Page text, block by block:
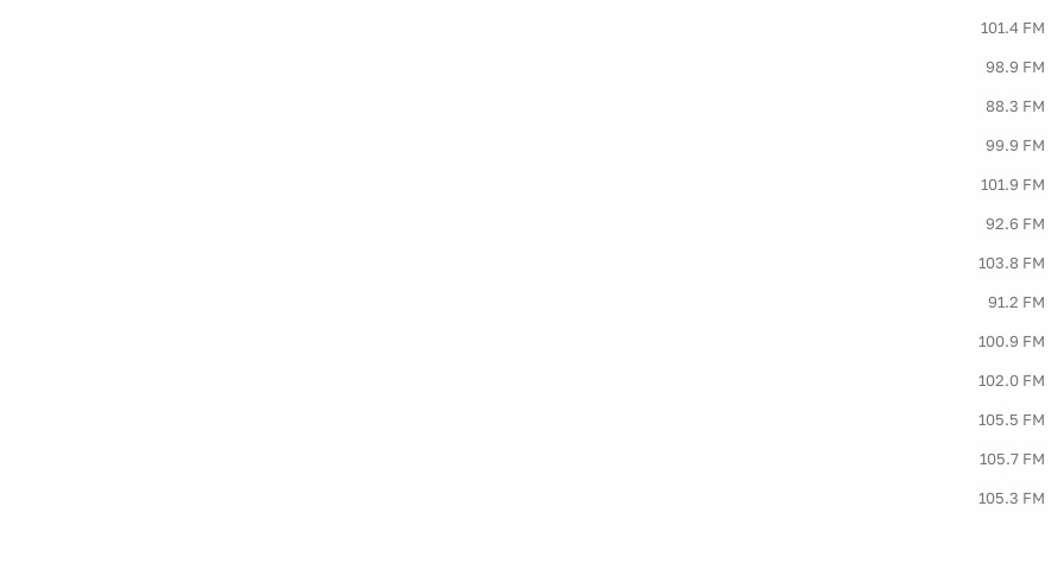
101.4 FM
98.9 FM
88.3 FM
99.9 FM
101.9 FM
92.6 FM
103.8 FM
91.2 FM
100.9 FM
102.0 FM
105.5 FM
105.7 FM
105.3 FM